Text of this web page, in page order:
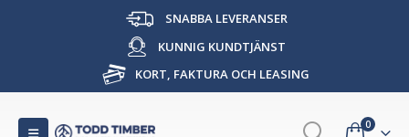
SNABBA LEVERANSER
KUNNIG KUNDTJÄNST
KORT, FAKTURA OCH LEASING
0